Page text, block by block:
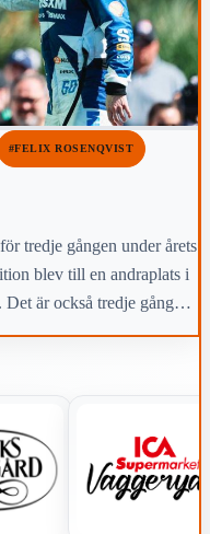
#FELIX ROSENQVIST
tredje gången under årets
blev till en andraplats i
är också tredje gången
i deltävlingen i Oregon.